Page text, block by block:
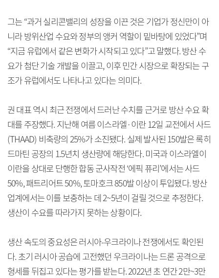
그는 “과거 실리콘밸리의 성장을 이끈 것은 기업가 정신만이 아
니라 방위산업 수요와 정부의 앵커 역할이 밑바탕에 있었다”며
“지금 유럽에서 같은 변화가 시작되고 있다”고 말했다. 방산 수
요가 첨단 기술 개발을 이끌고, 이후 민간 시장으로 확장되는 구
조가 유럽에서도 나타나고 있다는 의미다.
권 대표 역시 최근 전쟁에서 드러난 수치를 근거로 방산 수요 확
대를 주장했다. 지난해 여름 이스라엘·이란 12일 교전에서 사드
(THAAD) 비축량의 25%가 소진됐다. 실제 발사된 150발은 록히
드마틴 공장의 1.5년치 생산량에 해당한다. 미국과 이스라엘이
이란을 상대로 단행한 합동 군사작전 ‘에픽 퓨리’에서는 사드
50%, 패트리어트 50%, 토마호크 850발 이상이 투입됐다. 방산
업계에서는 이를 보충하는 데 2~5년이 걸릴 것으로 추정한다.
생산이 수요를 따라가지 못하는 상황이다.
생산 속도의 중요성은 러시아-우크라이나 전쟁에서도 확인된
다. 초기 러시아 공습에 고전했던 우크라이나는 드론 공격으로
형세를 뒤집고 있다는 평가를 받는다. 2022년 초 연간 2만~3만